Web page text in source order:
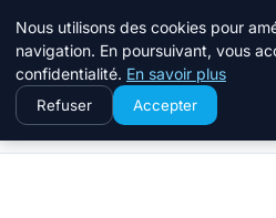
Travail Saisonnier
Accueil Contact
Nous utilisons des cookies pour
navigation. En poursuivant, vous
confidentialité. En savoir plus
Refuser Accepter